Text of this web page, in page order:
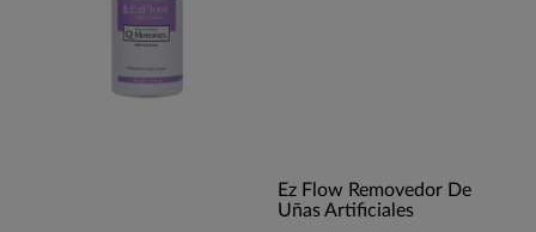
Ez Flow Removedor De
Uñas Artificiales